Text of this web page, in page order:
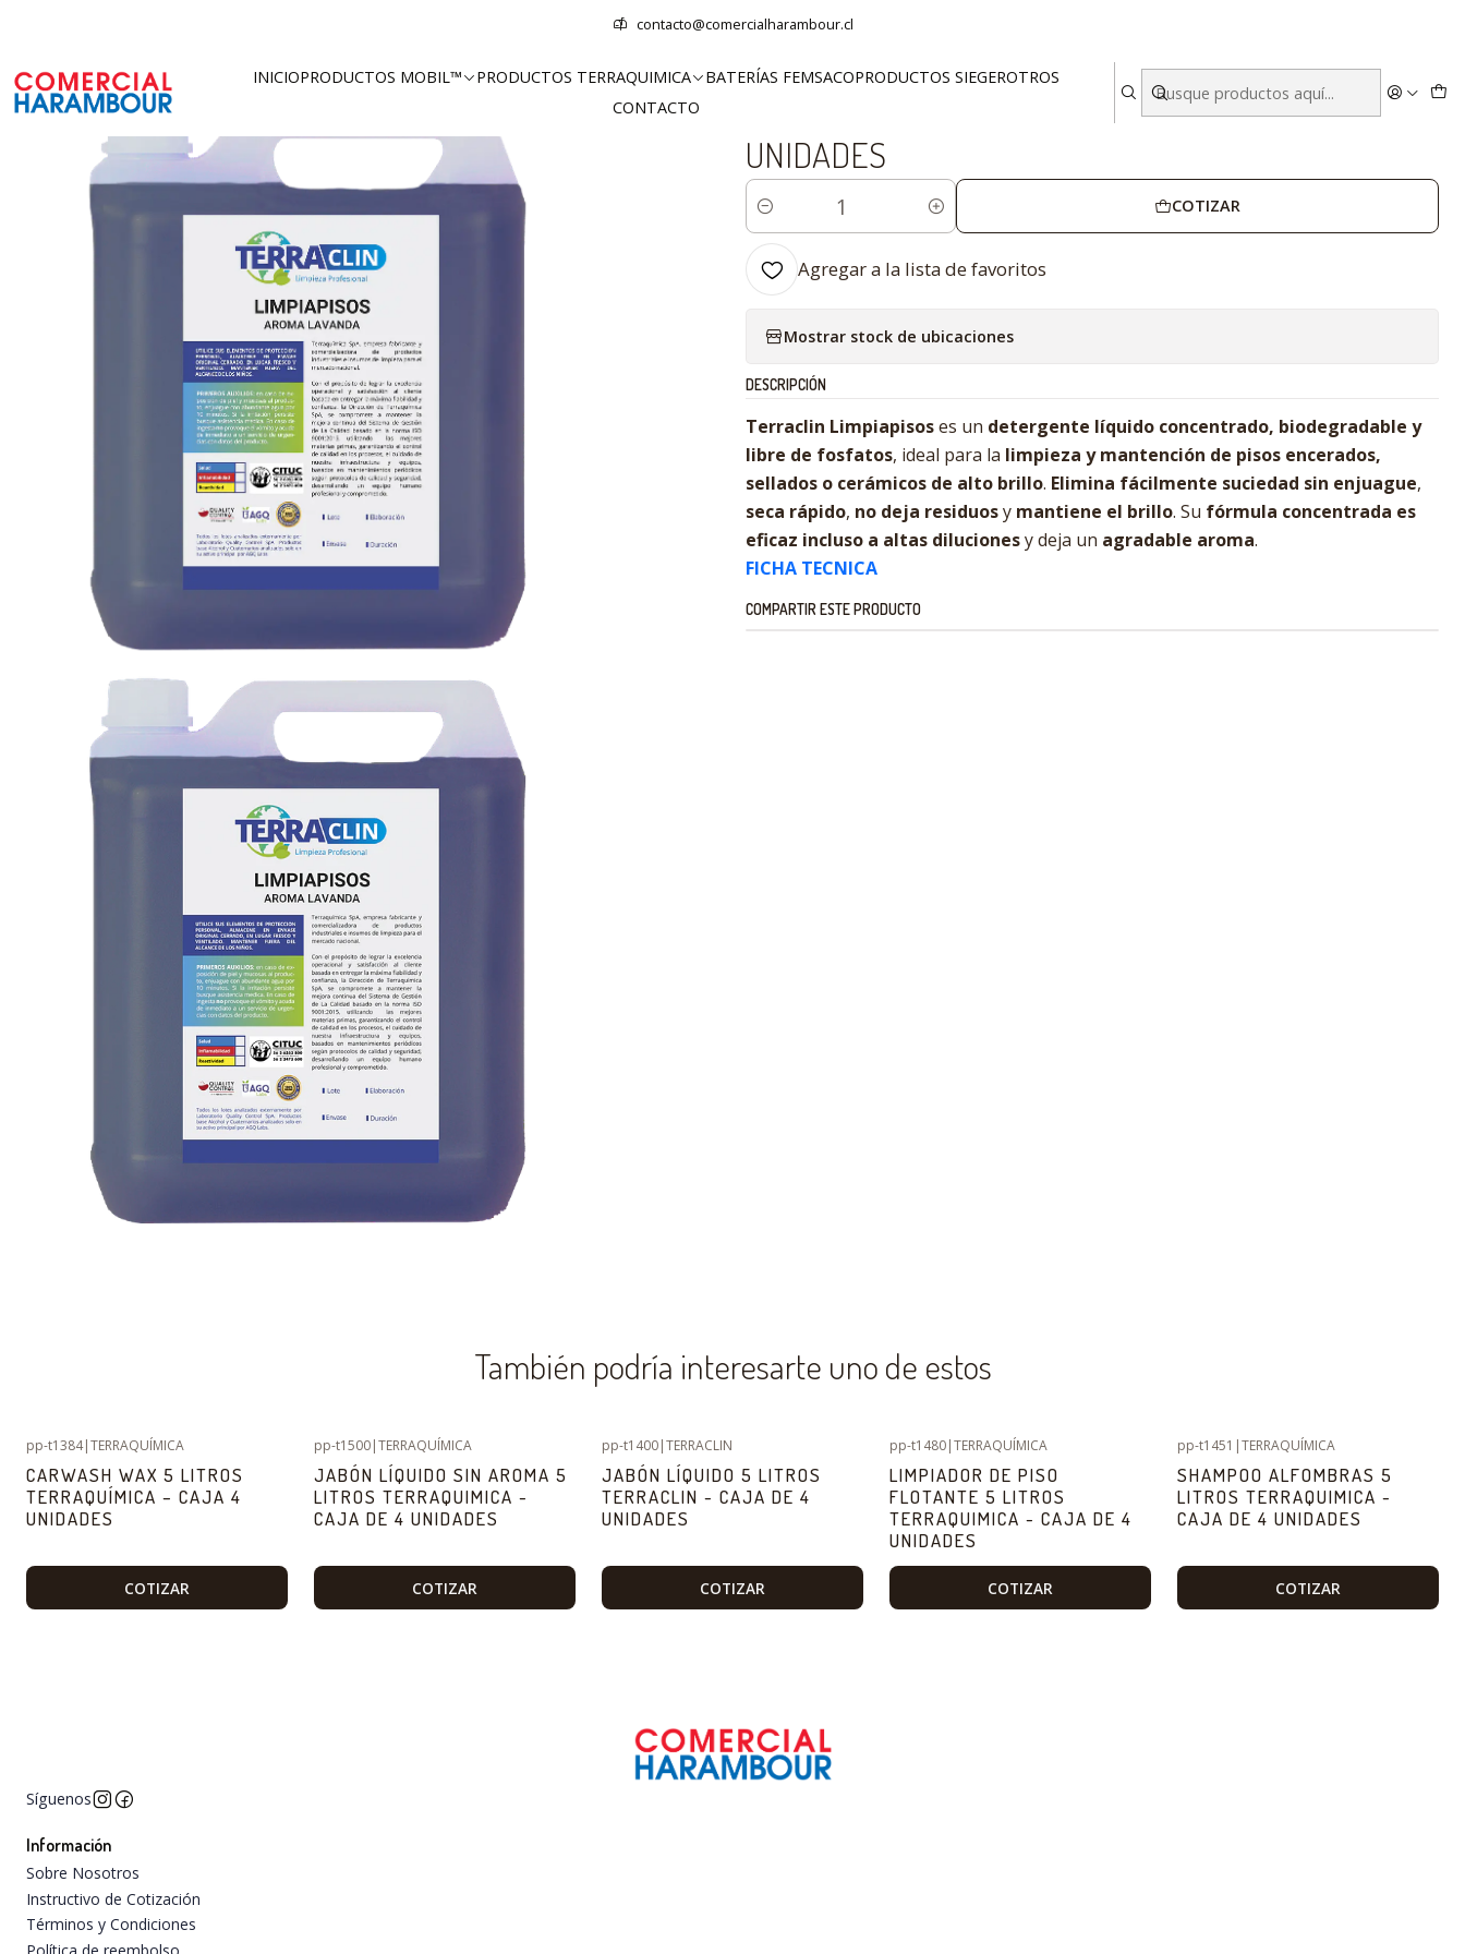
INICIOPRODUCTOS MOBIL™ PRODUCTOS TERRAQUIMICA BATERÍAS FEMSACOPRODUCTOS SIEGEROTROS
CONTACTO
contacto@comercialharambour.cl
Limpieza para el Hogar LIMPIAPISOS 5 LITROS TERRACLIN - CAJA DE 4 UNIDADES
LIMPIAPISOS 5 LITROS TERRACLIN - CAJA DE 4
UNIDADES
Cantidad
COTIZAR
Agregar a la lista de favoritos
Mostrar stock de ubicaciones
DESCRIPCIÓN
Terraclin Limpiapisoses un detergente líquido concentrado, biodegradable y
libre de fosfatos, ideal para la limpieza y mantención de pisos encerados,
sellados o cerámicos de alto brillo. Elimina fácilmente suciedad sin enjuague,
seca rápido, no deja residuosy mantiene el brillo. Su fórmula concentrada es
eficaz incluso a altas dilucionesy deja un agradable aroma.
FICHA TECNICA
COMPARTIR ESTE PRODUCTO
También podría interesarte uno de estos
pp-t1384|TERRAQUÍMICA
CARWASH WAX 5 LITROS
TERRAQUÍMICA – CAJA 4
UNIDADES
COTIZAR
pp-t1500|TERRAQUÍMICA
JABÓN LÍQUIDO SIN AROMA 5
LITROS TERRAQUIMICA -
CAJA DE 4 UNIDADES
COTIZAR
pp-t1400|TERRACLIN
JABÓN LÍQUIDO 5 LITROS
TERRACLIN - CAJA DE 4
UNIDADES
COTIZAR
pp-t1480|TERRAQUÍMICA
LIMPIADOR DE PISO
FLOTANTE 5 LITROS
TERRAQUIMICA - CAJA DE 4
UNIDADES
COTIZAR
pp-t1451 |TERRAQUÍMICA
SHAMPOO ALFOMBRAS 5
LITROS TERRAQUIMICA -
CAJA DE 4 UNIDADES
COTIZAR
Síguenos
Información
Sobre Nosotros
Instructivo de Cotización
Términos y Condiciones
Política de reembolso